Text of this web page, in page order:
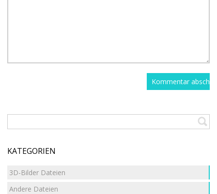
KATEGORIEN
3D-Bilder Dateien
Andere Dateien